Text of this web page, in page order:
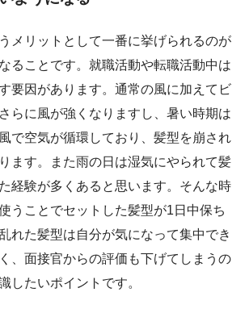
メリットとして一番に挙げられるのが
ることです。就職活動や転職活動中は
要因があります。通常の風に加えてビ
らに風が強くなりますし、暑い時期は
で空気が循環しており、髪型を崩され
ます。また雨の日は湿気にやられて髪
経験が多くあると思います。そんな時
うことでセットした髪型が1日中保ち
れた髪型は自分が気になって集中でき
、面接官からの評価も下げてしまうの
したいポイントです。